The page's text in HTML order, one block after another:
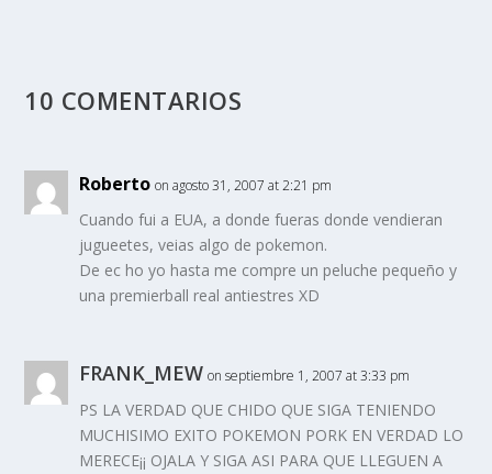
10 COMENTARIOS
Roberto on agosto 31, 2007 at 2:21 pm
Cuando fui a EUA, a donde fueras donde vendieran
jugueetes, veias algo de pokemon.
De ec ho yo hasta me compre un peluche pequeño y
una premierball real antiestres XD
FRANK_MEW on septiembre 1, 2007 at 3:33 pm
PS LA VERDAD QUE CHIDO QUE SIGA TENIENDO
MUCHISIMO EXITO POKEMON PORK EN VERDAD LO
MERECE¡¡ OJALA Y SIGA ASI PARA QUE LLEGUEN A